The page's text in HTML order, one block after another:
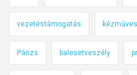
vezetéstámogatás
Párizs balesetveszély